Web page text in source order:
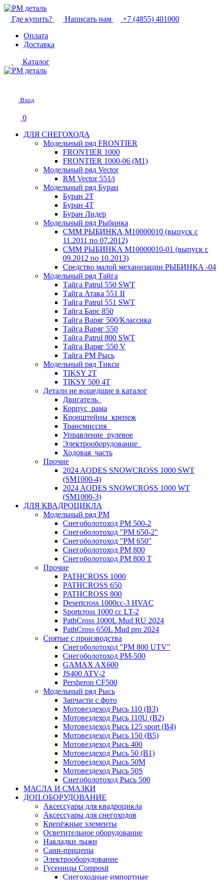
Где купить? Написать нам
+7 (4855) 401000
Оплата
Доставка
Каталог
Вход
0
ДЛЯ СНЕГОХОДА
Модельный ряд FRONTIER
FRONTIER 1000
FRONTIER 1000-06 (М1)
Модельный ряд Vector
RM Vector 551/i
Модельный ряд Буран
Буран 2Т
Буран 4Т
Буран Лидер
Модельный ряд Рыбинка
СММ РЫБИНКА M10000010 (выпуск с
11.2011 по 07.2012)
СММ РЫБИНКА M10000010-01 (выпуск с
09.2012 по 10.2013)
Средство малой механизации РЫБИНКА -04
Модельный ряд Тайга
Тайга Patrul 550 SWT
Тайга Атака 551 II
Тайга Patrul 551 SWT
Тайга Барс 850
Тайга Варяг 500/Классика
Тайга Варяг 550
Тайга Patrul 800 SWT
Тайга Варяг 550 V
Тайга РМ Рысь
Модельный ряд Тикси
TIKSY 2T
TIKSY 500 4T
Детали не вошедшие в каталог
Двигатель_
Корпус_рама
Кронштейны_крепеж
Трансмиссия_
Управление_рулевое
Электрооборудование_
Ходовая_часть
Прочие
2024 AODES SNOWCROSS 1000 SWT
(SM1000-4)
2024 AODES SNOWCROSS 1000 WT
(SM1000-3)
ДЛЯ КВАДРОЦИКЛА
Модельный ряд РМ
Снегоболотоход РМ 500-2
Снегоболотоход "РМ 650-2"
Снегоболотоход "РМ 650"
Снегоболотоход РМ 800
Снегоболотоход РМ 800 Т
Прочие
PATHCROSS 1000
PATHCROSS 650
PATHCROSS 800
Desertcross 1000cc-3 HVAC
Sportcross 1000 cc LT-2
PathCross 1000L Mud RU 2024
PathCross 650L Mud pro 2024
Снятые с производства
Снегоболотоход "РМ 800 UTV"
Снегоболотоход РМ-500
GAMAX AX600
JS400 ATV-2
Persheron CF500
Модельный ряд Рысь
Запчасти с фото
Мотовездеход Рысь 110 (B3)
Мотовездеход Рысь 110U (B2)
Мотовездеход Рысь 125 sport (B4)
Мотовездеход Рысь 150 (B5)
Мотовездеход Рысь 400
Мотовездеход Рысь 50 (B1)
Мотовездеход Рысь 50M
Мотовездеход Рысь 50S
Снегоболотоход Рысь 500
МАСЛА И СМАЗКИ
ДОП.ОБОРУДОВАНИЕ
Аксессуары для квадроцикла
Аксессуары для снегоходов
Крепёжные элементы
Осветительное оборудование
Накладки лыжи
Сани-прицепы
Электрооборудование
Гусеницы Composit
Снегоходные импортные